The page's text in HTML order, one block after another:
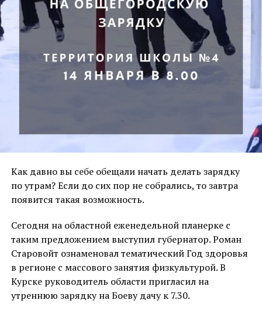
Как давно вы себе обещали начать делать зарядку
по утрам? Если до сих пор не собрались, то завтра
появится такая возможность.
Сегодня на областной еженедельной планерке с
таким предложением выступил губернатор. Роман
Старовойт ознаменовал тематический Год здоровья
в регионе с массового занятия физкультурой. В
Курске руководитель области пригласил на
утреннюю зарядку на Боеву дачу к 7.30.